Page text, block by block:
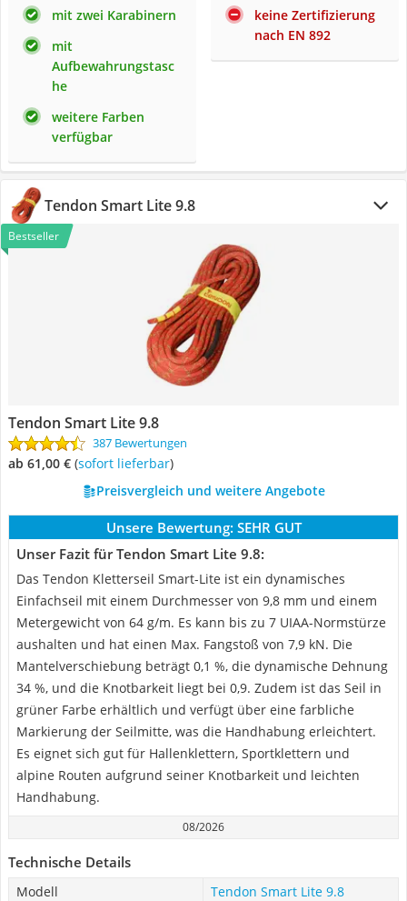
mit zwei Karabinern
mit
Aufbewahrungstasc
he
weitere Farben
verfügbar
keine Zertifizierung
nach EN 892
Tendon Smart Lite 9.8
Bestseller
Tendon Smart Lite 9.8
387 Bewertungen
ab 61,00 € ( Sofort lieferbar)
Preisvergleich und weitere Angebote
Unsere Bewertung: SEHR GUT
Unser Fazit für Tendon Smart Lite 9.8:
Das Tendon Kletterseil Smart-Lite ist ein dynamisches
Einfachseil mit einem Durchmesser von 9,8 mm und einem
Metergewicht von 64 g/m. Es kann bis zu 7 UIAA-Normstürze
aushalten und hat einen Max. Fangstoß von 7,9 kN. Die
Mantelverschiebung beträgt 0,1 %, die dynamische Dehnung
34 %, und die Knotbarkeit liegt bei 0,9. Zudem ist das Seil in
grüner Farbe erhältlich und verfügt über eine farbliche
Markierung der Seilmitte, was die Handhabung erleichtert.
Es eignet sich gut für Hallenklettern, Sportklettern und
alpine Routen aufgrund seiner Knotbarkeit und leichten
Handhabung.
08/2026
Technische Details
Modell Tendon Smart Lite 9.8